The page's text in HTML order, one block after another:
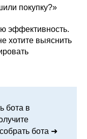
покупку?»
эффективность.
хотите выяснить
бота в
бота ➜